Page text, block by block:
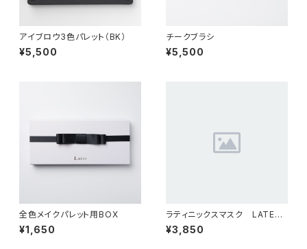
アイブロウ3色パレット（BK）
¥5,500
チークブラシ
¥5,500
全色メイクパレット用BOX
¥1,650
ラティニックスマスク LATEEN
IX MASK 50ml
¥3,850